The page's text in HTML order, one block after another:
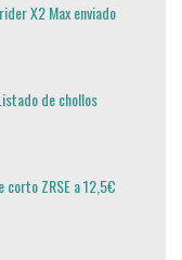
X2 Max enviado
de chollos
corto ZRSE a 12,5€